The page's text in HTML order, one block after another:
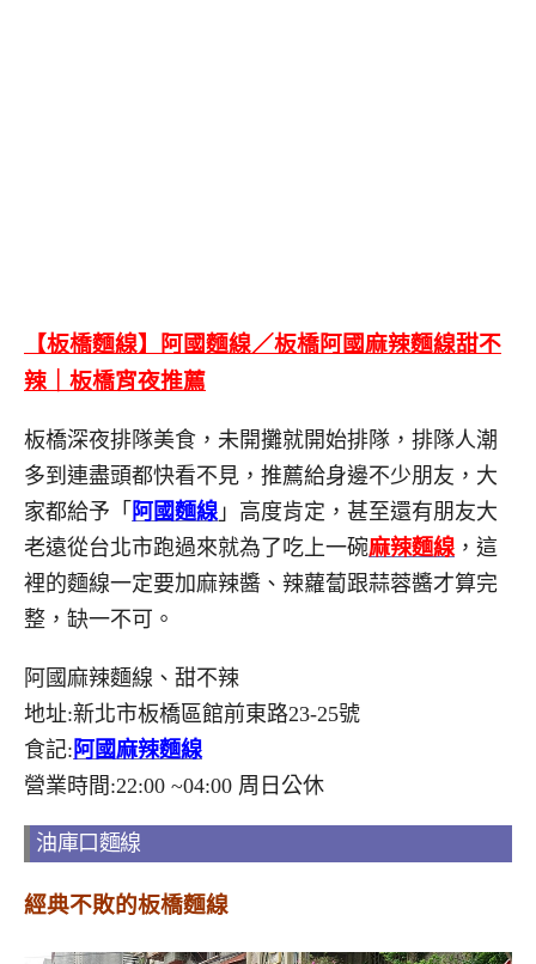
【板橋麵線】阿國麵線／板橋阿國麻辣麵線甜不
辣｜板橋宵夜推薦
板橋深夜排隊美食，未開攤就開始排隊，排隊人潮
多到連盡頭都快看不見，推薦給身邊不少朋友，大
家都給予「 阿國麵線 」高度肯定，甚至還有朋友大
老遠從台北市跑過來就為了吃上一碗麻辣麵線 ，這
裡的麵線一定要加麻辣醬、辣蘿蔔跟蒜蓉醬才算完
整，缺一不可。
阿國麻辣麵線、甜不辣
地址:新北市板橋區館前東路23-25號
食記: 阿國麻辣麵線
營業時間:22:00 ~04:00 周日公休
油庫口麵線
經典不敗的板橋麵線